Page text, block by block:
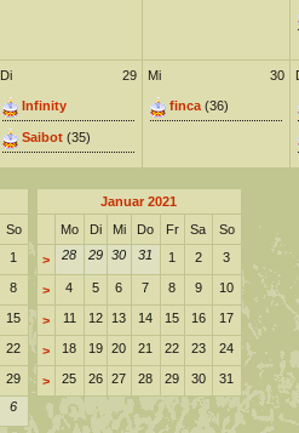
29
Di
Infinity
Saibot(35)
30
Mi
finca(36)
So
1
8
15
22
29
6
Januar 2021
Mo
Di Mi Do Fr Sa So
> 28 29 30 31 1 2 3
> 4 5 6 7 8 9 10
> 11 12 13 14 15 16 17
> 18 19 20 21 22 23 24
> 25 26 27 28 29 30 31